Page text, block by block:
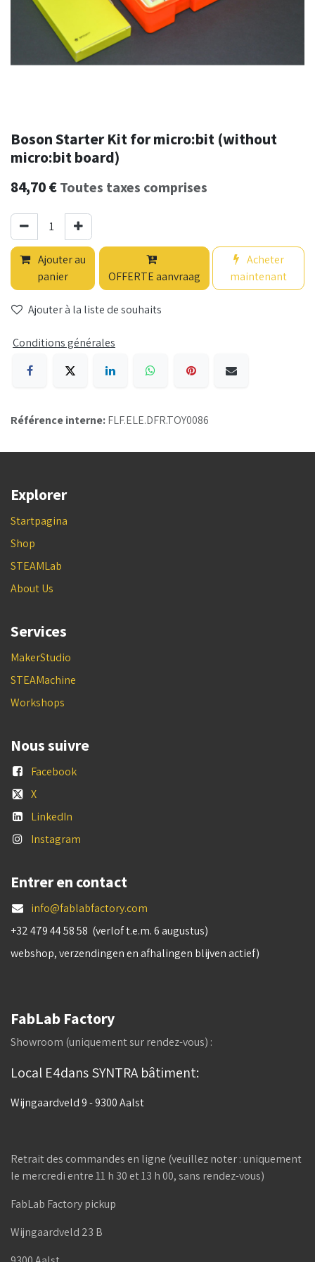
Boson Starter Kit for micro:bit (without
micro:bit board)
84,70€ Toutes taxes comprises
Ajouter au
panier
OFFERTE aanvraag
Acheter
maintenant
Ajouter à la liste de souhaits
Conditions générales
Référence interne:FLF.ELE.DFR.TOY0086
Explorer
Startpagina
Shop
STEAMLab
About Us
Services
MakerStudio
STEAMachine
Workshops
Nous suivre
Facebook
X
LinkedIn
Instagram
Entrer en contact
info@fablabfactory.com
+32 479 44 58 58 (verlof t.e.m. 6 augustus)
webshop, verzendingen en afhalingen blijven actief)
FabLab Factory
Showroom (uniquement sur rendez-vous) :
Local E4dans SYNTRA bâtiment:
Wijngaardveld 9 - 9300 Aalst
Retrait des commandes en ligne (veuillez noter : uniquement
le mercredi entre 11 h 30 et 13 h 00, sans rendez-vous)
FabLab Factory pickup
Wijngaardveld 23 B